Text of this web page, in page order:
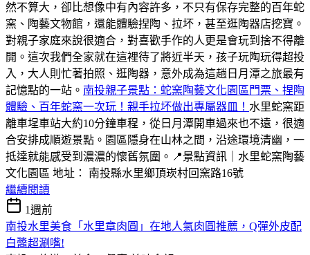
然不算大，卻比想像中有內容許多，不只有保存完整的百年蛇
窯、陶藝文物館，還能體驗捏陶、拉坏，甚至逛陶器店挖寶。
對親子家庭來說很適合，對喜歡手作的人更是會玩到捨不得離
開。這次我們全家就在這裡待了將近半天，孩子玩陶玩得超投
入，大人則忙著拍照、逛陶器，意外成為這趟日月潭之旅最有
記憶點的一站。 南投親子景點：蛇窯陶藝文化園區門票、捏陶
體驗、百年蛇窯一次玩！親手拉坏做出專屬器皿！ 水里蛇窯距
離車埕車站大約10分鐘車程，從日月潭開車過來也不遠，很適
合安排成順遊景點。園區隱身在山林之間，沿途環境清幽，一
抵達就能感受到濃濃的懷舊氛圍。📍景點資訊｜水里蛇窯陶藝
文化園區 地址： 南投縣水里鄉頂崁村回窯路16號
繼續閱讀
1週前
南投水里美食「水里章肉圓」在地人氣肉圓推薦，Q彈外皮配
白醬超涮嘴!